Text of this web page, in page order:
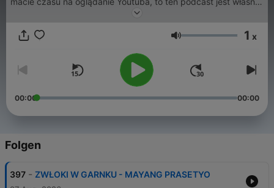
dla Was! kontakt: kobyleckayt@gmail.com
Lautstärke 1 x
00:00 00:00
Folgen
397 - ZWŁOKI W GARNKU - MAYANG PRASETYO